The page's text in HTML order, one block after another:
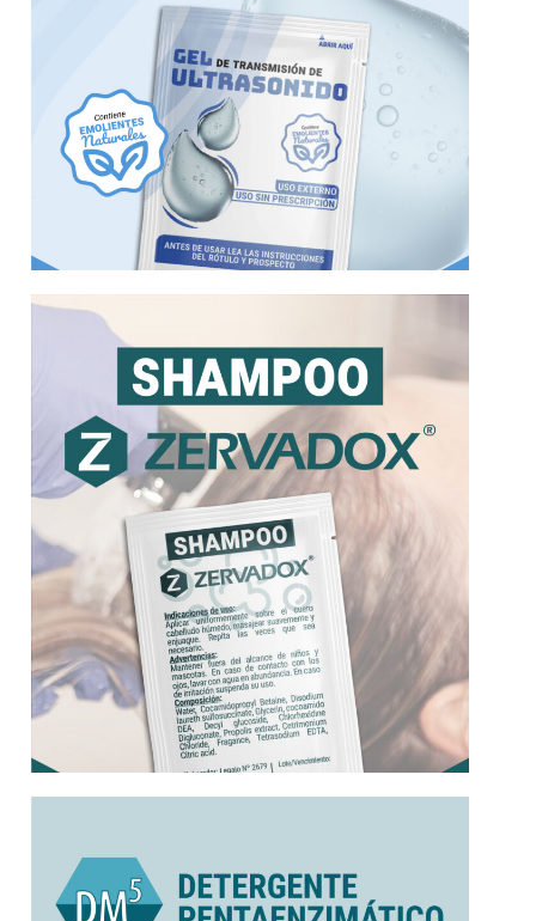
Zervadox l Shampoo
Zervadox Shampoo, un producto Adox
Detergente multienzimatico anticorrosivo.
Ultraconcentrado. Eco-innovador. Aprobado
por ANMAT. Con proteasa, amilasa y lipasa.